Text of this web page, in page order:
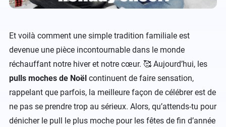
Et voilà comment une simple tradition familiale est
devenue une pièce incontournable dans le monde
réchauffant notre hiver et notre cœur. 🥰 Aujourd’hui, les
pulls moches de Noël continuent de faire sensation,
rappelant que parfois, la meilleure façon de célébrer est de
ne pas se prendre trop au sérieux. Alors, qu’attends-tu pour
dénicher le pull le plus moche pour les fêtes de fin d’année